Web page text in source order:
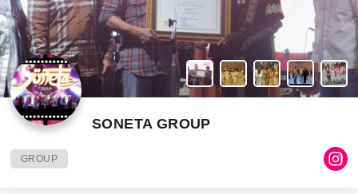
SONETA GROUP
GROUP